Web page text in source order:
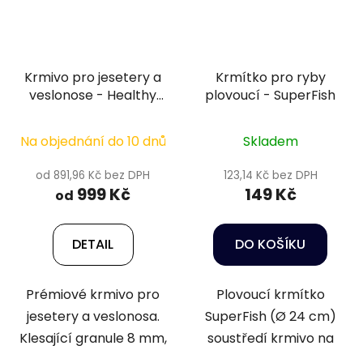
Krmivo pro jesetery a
veslonose - Healthy
Na objednání do 10 dnů
od 891,96 Kč bez DPH
od 999 Kč
DETAIL
Prémiové krmivo pro
jesetery a veslonosa.
Klesající granule 8 mm,
Krmítko pro ryby
plovoucí - SuperFish
Skladem
123,14 Kč bez DPH
149 Kč
DO KOŠÍKU
Plovoucí krmítko
SuperFish (Ø 24 cm)
soustředí krmivo na